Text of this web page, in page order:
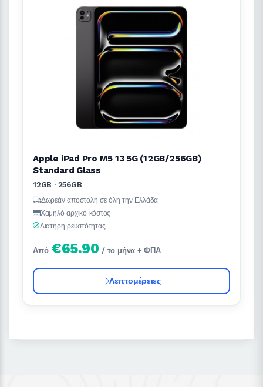
Apple iPad Pro M5 13 5G (12GB/256GB)
Standard Glass
12GB · 256GB
Δωρεάν αποστολή σε όλη την Ελλάδα
Χαμηλό αρχικό κόστος
Διατήρη ρευστότητας
Από €65.90 / το μήνα + ΦΠΑ
Λεπτομέρειες